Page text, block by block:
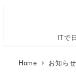
ITで
Home お知らせ